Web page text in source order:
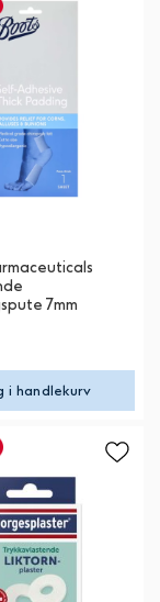
7mm
i handlekurv